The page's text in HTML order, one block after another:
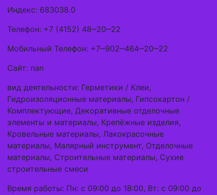
Индекс: 683038.0
Телефон: +7 (4152) 48‒20‒22
Мобильный Телефон: +7‒902‒464‒20‒22
Сайт: nan
вид деятельности: Герметики / Клеи,
Гидроизоляционные материалы, Гипсокартон /
Комплектующие, Декоративные отделочные
элементы и материалы, Крепёжные изделия,
Кровельные материалы, Лакокрасочные
материалы, Малярный инструмент, Отделочные
материалы, Строительные материалы, Сухие
строительные смеси
Время работы: Пн: с 09:00 до 18:00, Вт: с 09:00 до